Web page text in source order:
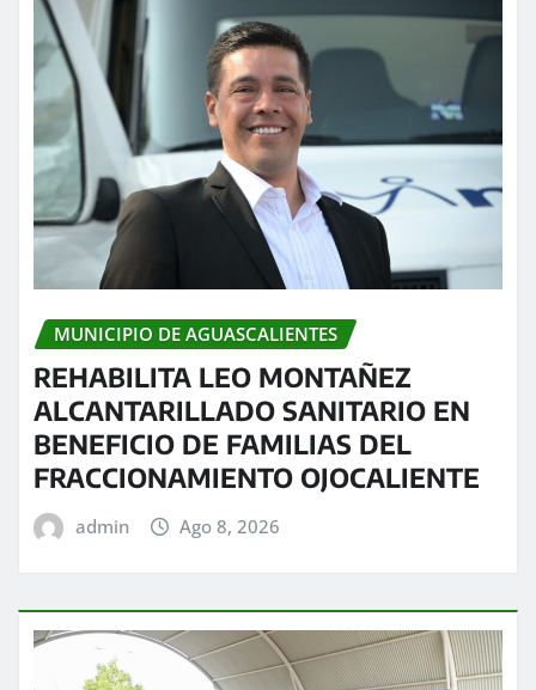
MUNICIPIO DE AGUASCALIENTES
REHABILITA LEO MONTAÑEZ
ALCANTARILLADO SANITARIO EN
BENEFICIO DE FAMILIAS DEL
FRACCIONAMIENTO OJOCALIENTE
admin Ago 8, 2026